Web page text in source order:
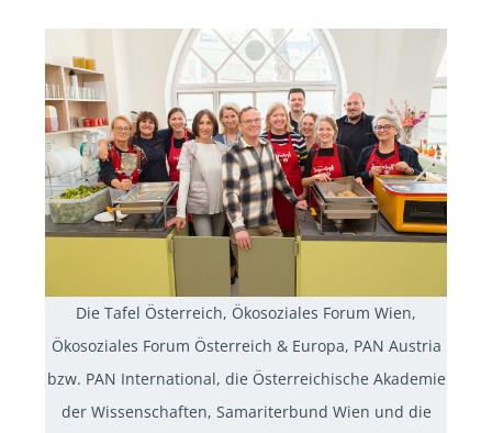
Die Tafel Österreich, Ökosoziales Forum Wien,
Ökosoziales Forum Österreich & Europa, PAN Austria
bzw. PAN International, die Österreichische Akademie
der Wissenschaften, Samariterbund Wien und die